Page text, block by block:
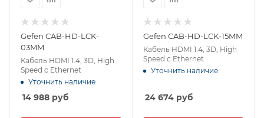
Gefen CAB-HD-LCK-
03MM
Кабель HDMI 1.4, 3D, High
Speed c Ethernet
Уточнить наличие
14 988 руб
Gefen CAB-HD-LCK-15MM
Кабель HDMI 1.4, 3D, High
Speed c Ethernet
Уточнить наличие
24 674руб